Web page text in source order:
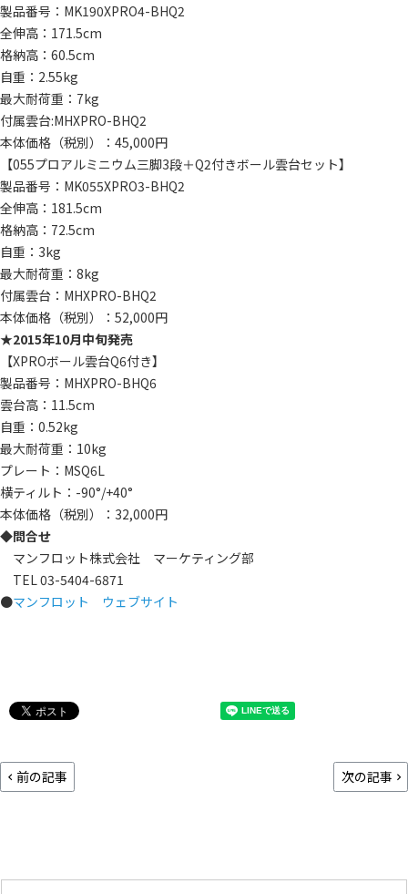
製品番号：MK190XPRO4-BHQ2
全伸高：171.5cm
格納高：60.5cm
自重：2.55kg
最大耐荷重：7kg
付属雲台:MHXPRO-BHQ2
本体価格（税別）：45,000円
【055プロアルミニウム三脚3段＋Q2付きボール雲台セット】
製品番号：MK055XPRO3-BHQ2
全伸高：181.5cm
格納高：72.5cm
自重：3kg
最大耐荷重：8kg
付属雲台：MHXPRO-BHQ2
本体価格（税別）：52,000円
★2015年10月中旬発売
【XPROボール雲台Q6付き】
製品番号：MHXPRO-BHQ6
雲台高：11.5cm
自重：0.52kg
最大耐荷重：10kg
プレート：MSQ6L
横ティルト：-90°/+40°
本体価格（税別）：32,000円
◆問合せ
マンフロット株式会社 マーケティング部
TEL 03-5404-6871
●マンフロット ウェブサイト
前の記事 次の記事